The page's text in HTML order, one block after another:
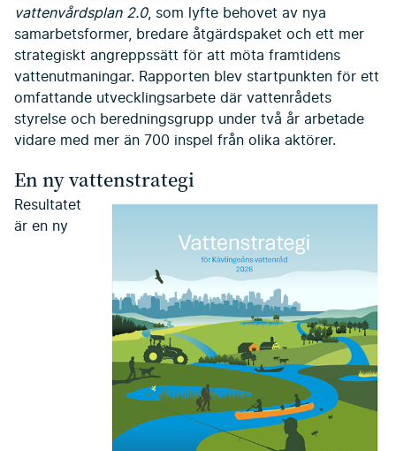
vattenvårdsplan 2.0, som lyfte behovet av nya
samarbetsformer, bredare åtgärdspaket och ett mer
strategiskt angreppssätt för att möta framtidens
vattenutmaningar. Rapporten blev startpunkten för ett
omfattande utvecklingsarbete där vattenrådets
styrelse och beredningsgrupp under två år arbetade
vidare med mer än 700 inspel från olika aktörer.
En ny vattenstrategi
Resultatet
är en ny